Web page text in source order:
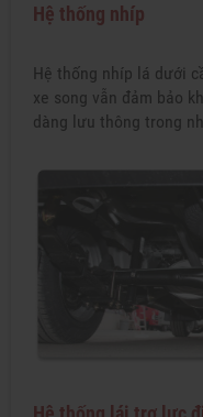
Hệ thống nhíp
Hệ thống nhíp lá dưới
xe song vẫn đảm bảo
dàng lưu thông trong